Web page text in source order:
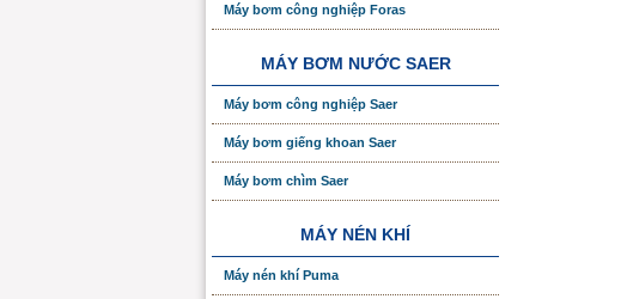
Máy bơm công nghiệp Foras
MÁY BƠM NƯỚC SAER
Máy bơm công nghiệp Saer
Máy bơm giếng khoan Saer
Máy bơm chìm Saer
MÁY NÉN KHÍ
Máy nén khí Puma